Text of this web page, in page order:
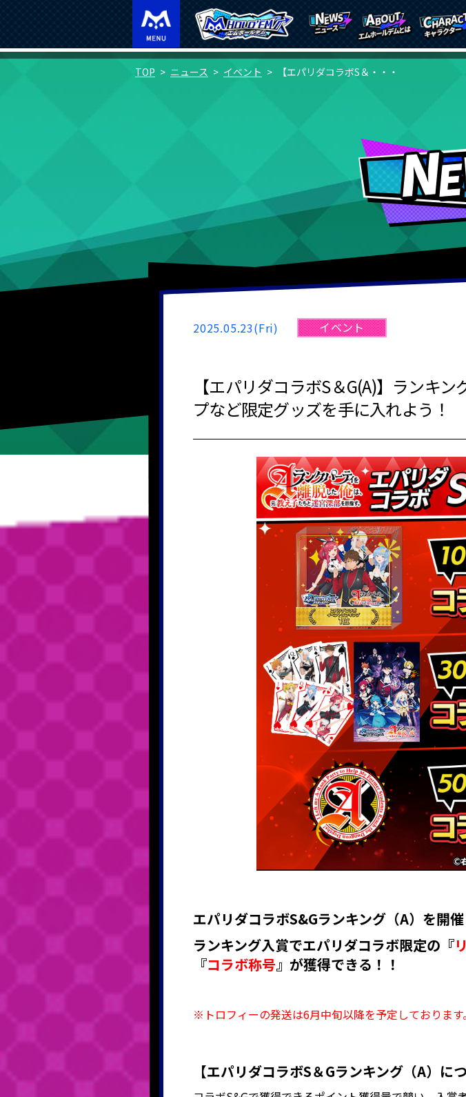
TOP ニュース イベント 【エパリダコラボS＆・・・
2025.05.23(Fri) イベント
【エパリダコラボS＆G(A)】ランキ
プなど限定グッズを手に入れよう！
エパリダコラボS&Gランキング（A） を開
ランキング入賞でエパリダコラボ限定の『
『コラボ称号』 が獲得できる！！
※トロフィーの発送は6月中旬以降を予定しております。
【エパリダコラボS＆Gランキング（A）につ